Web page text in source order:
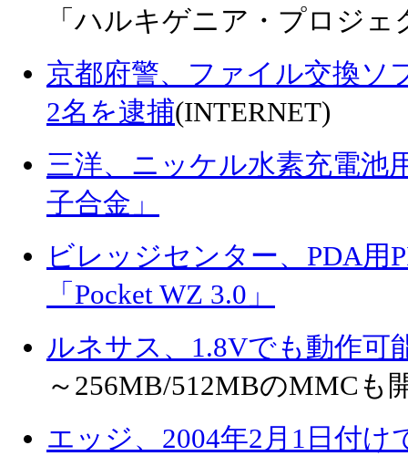
「ハルキゲニア・プロジェ
京都府警、ファイル交換ソ
2名を逮捕(INTERNET)
三洋、ニッケル水素充電池
子合金」
ビレッジセンター、PDA用
「Pocket WZ 3.0」
ルネサス、1.8Vでも動作可
～256MB/512MBのMMCも
エッジ、2004年2月1日付